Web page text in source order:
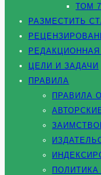
ТОМ
РАЗМЕСТИТЬ
РЕДАКЦИОННАЯ
ЦЕЛИ И ЗАДАЧИ
ПРАВИЛА
ПРАВИЛА